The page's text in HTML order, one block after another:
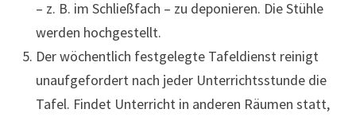
– z. B. im Schließfach – zu deponieren. Die Stühle
werden hochgestellt.
Der wöchentlich festgelegte Tafeldienst reinigt
unaufgefordert nach jeder Unterrichtsstunde die
Tafel. Findet Unterricht in anderen Räumen statt,